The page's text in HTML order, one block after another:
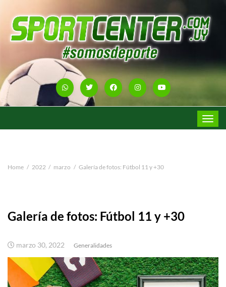
Toggle
Home 2022 marzo Galería de fotos: Fútbol 11 y +30
Galería de fotos: Fútbol 11 y +30
marzo 30, 2022 Generalidades